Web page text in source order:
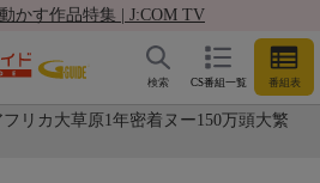
かす作品特集 | J:COM TV
CS番組一覧 番組表
検索
リカ大草原1年密着ヌー150万頭大繁